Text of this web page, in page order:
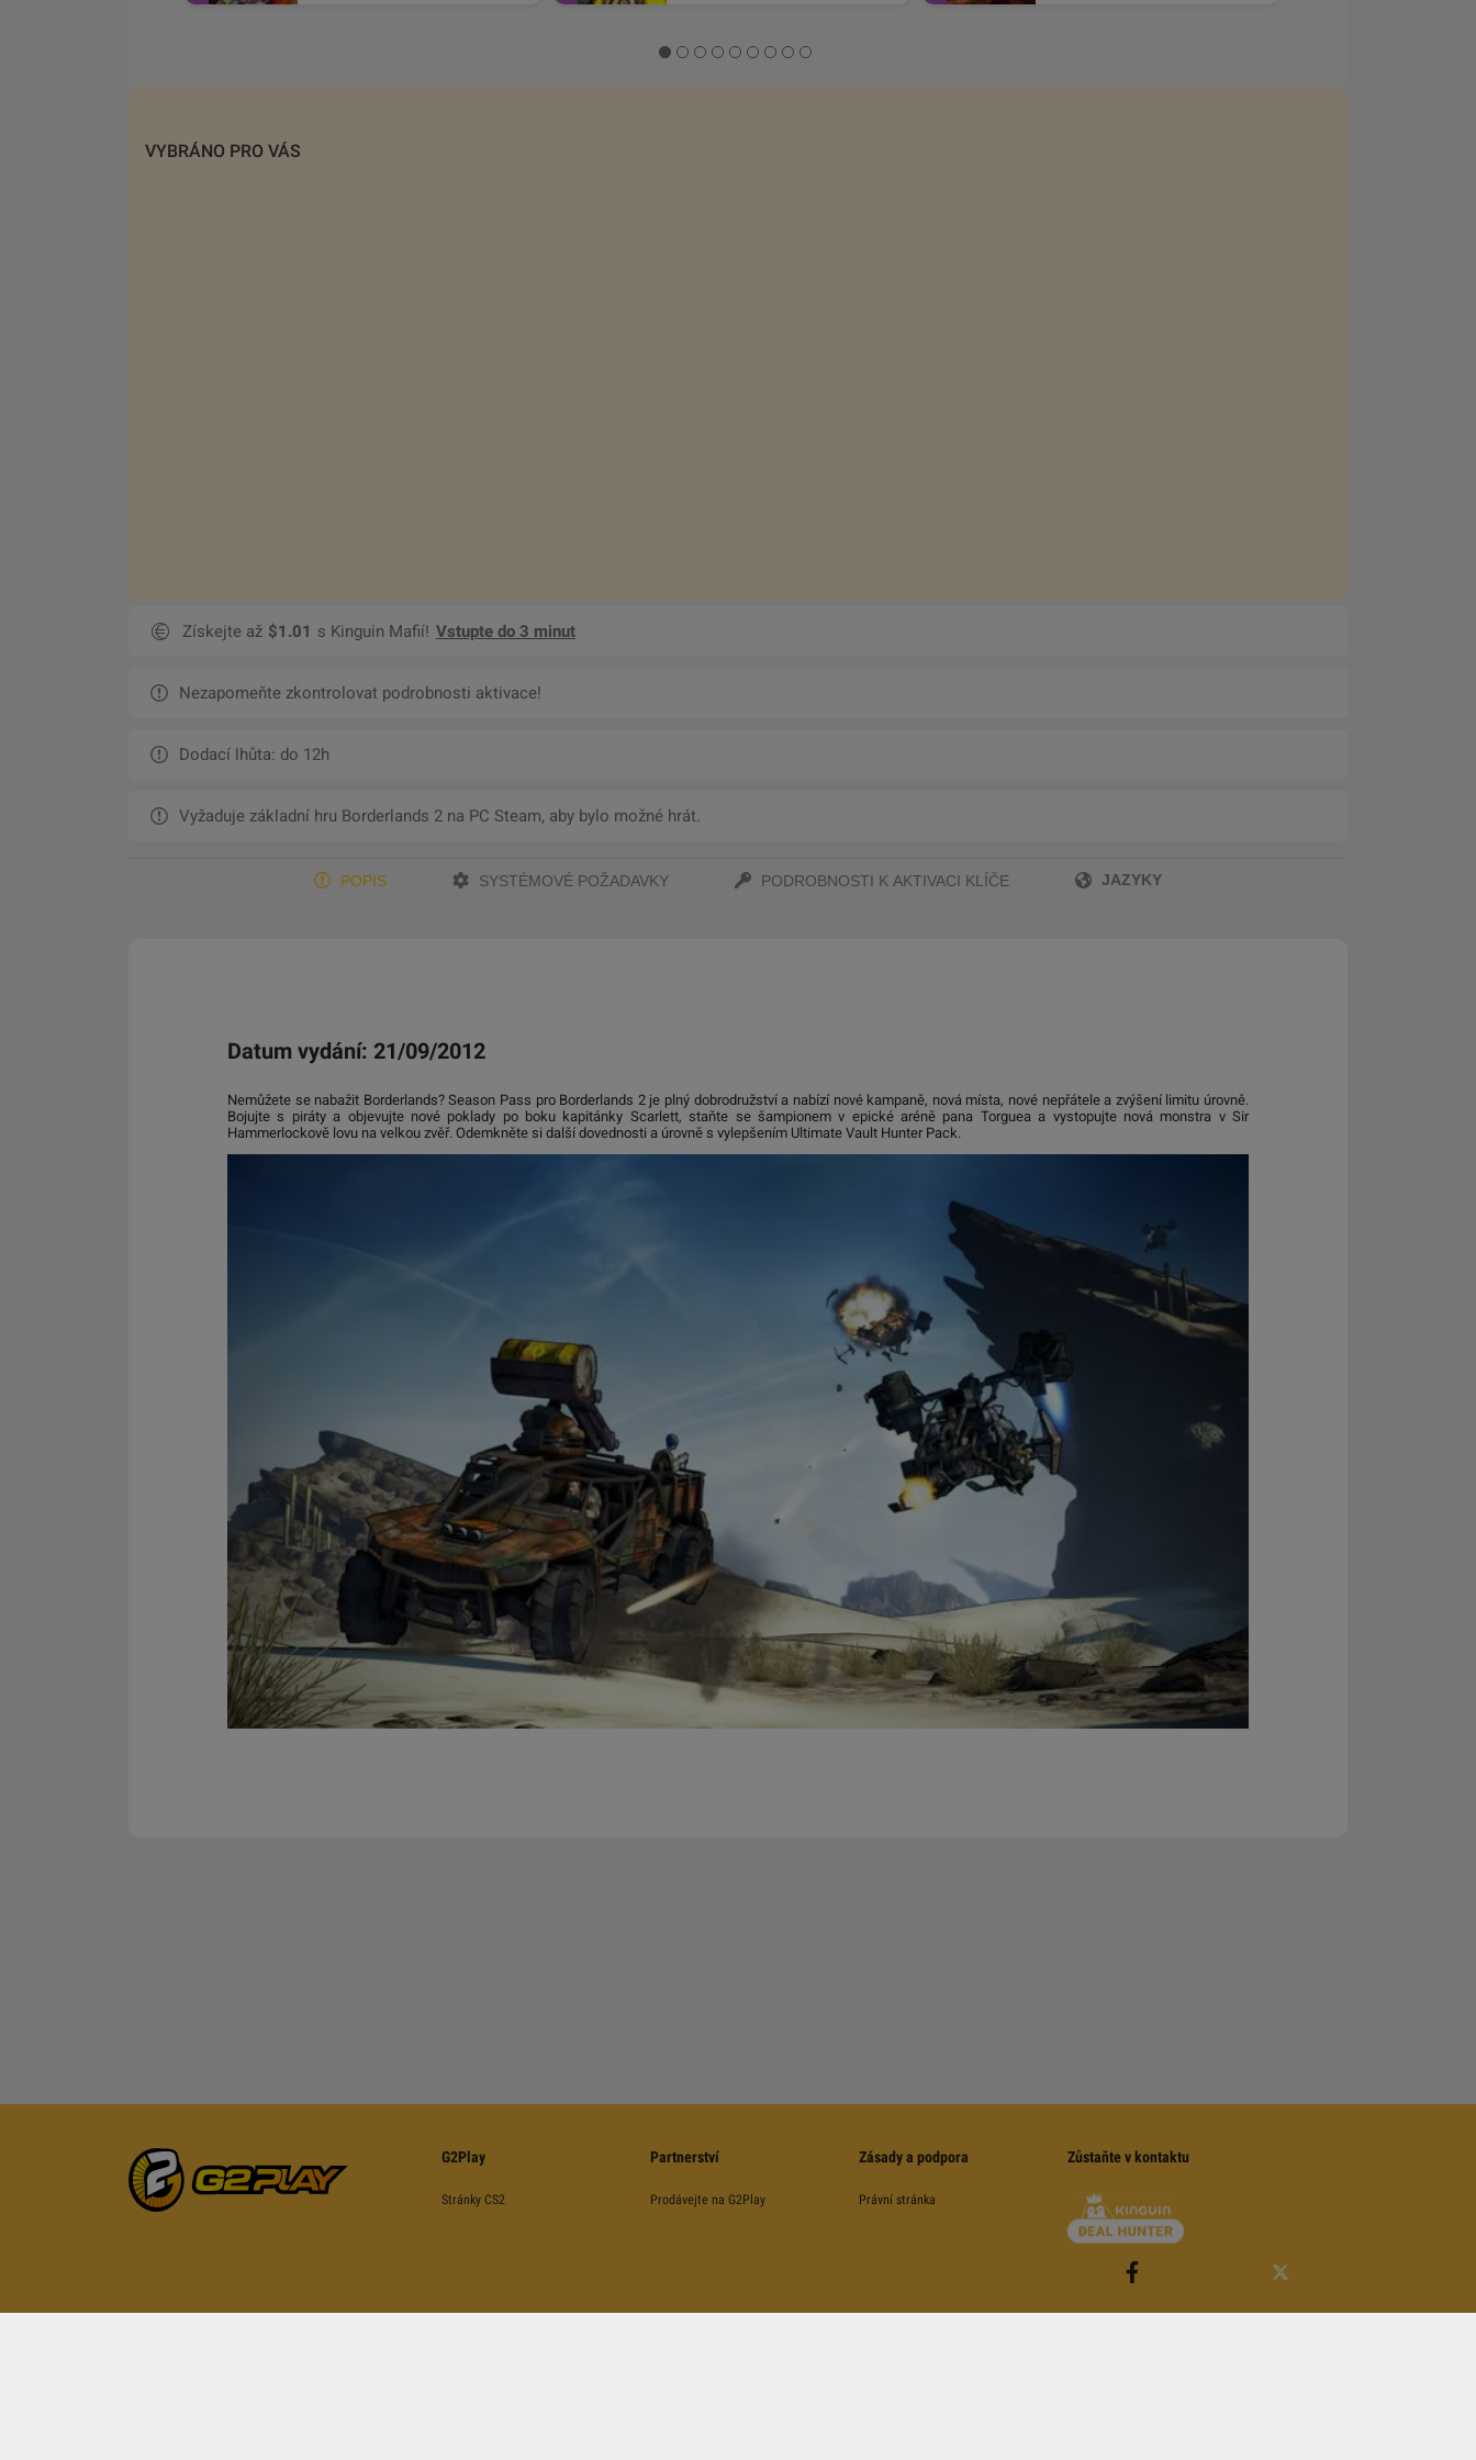
VYBRÁNO PRO VÁS
Získejte až $1.01 s Kinguin Mafií! Vstupte do 3 minut
Nezapomeňte zkontrolovat podrobnosti aktivace!
Dodací lhůta: do 12h
Vyžaduje základní hru Borderlands 2 na PC Steam, aby bylo možné hrát.
POPIS SYSTÉMOVÉ POŽADAVKY PODROBNOSTI K AKTIVACI KLÍČE JAZYKY
Datum vydání: 21/09/2012
Nemůžete se nabažit Borderlands? Season Pass pro Borderlands 2 je plný dobrodružství a nabízí nové kampaně, nová místa, nové nepřátele a zvýšení limitu úrovně.
Bojujte s piráty a objevujte nové poklady po boku kapitánky Scarlett, staňte se šampionem v epické aréně pana Torguea a vystopujte nová monstra v Sir
Hammerlockově lovu na velkou zvěř. Odemkněte si další dovednosti a úrovně s vylepšením Ultimate Vault Hunter Pack.
G2Play
Stránky CS2
Partnerství
Prodávejte na G2Play
Zásady a podpora
Právní stránka
Zůstaňte v kontaktu